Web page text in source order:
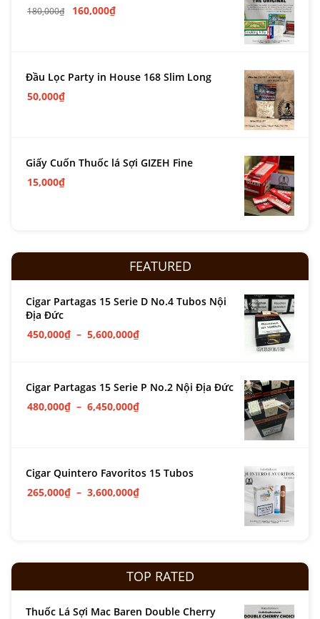
180,000₫ 160,000₫
Đầu Lọc Party in House 168 Slim Long
50,000₫
Giấy Cuốn Thuốc lá Sợi GIZEH Fine
15,000₫
FEATURED
Cigar Partagas 15 Serie D No.4 Tubos Nội
Địa Đức
450,000₫ – 5,600,000₫
Cigar Partagas 15 Serie P No.2 Nội Địa Đức
480,000₫ – 6,450,000₫
Cigar Quintero Favoritos 15 Tubos
265,000₫ – 3,600,000₫
TOP RATED
Thuốc Lá Sợi Mac Baren Double Cherry